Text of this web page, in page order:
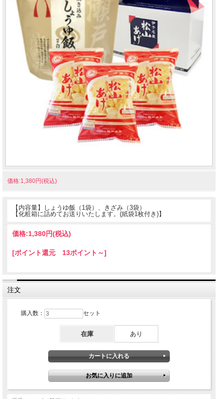
価格:1,380円(税込)
【内容量】しょうゆ飯（1袋）、きざみ（3袋）
【化粧箱に詰めてお送りいたします。(紙袋1枚付き)】
価格:1,380円(税込)
[ポイント還元 13ポイント～]
注文
購入数： セット
在庫 あり